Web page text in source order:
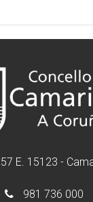
E. 15123 -
981 736 000